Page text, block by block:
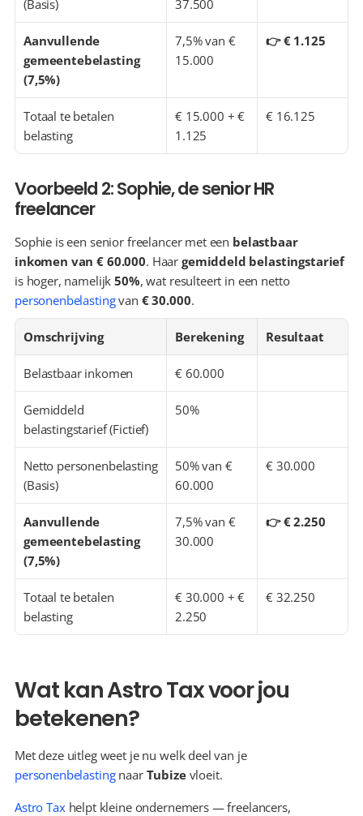
(Basis) 37.500
Aanvullende
gemeentebelasting
(7,5%)
7,5% van €
15.000
👉 € 1.125
Totaal te betalen
belasting
€ 15.000 + €
1.125
€ 16.125
Voorbeeld 2: Sophie, de senior HR
freelancer
Sophie is een senior freelancer met een belastbaar
inkomen van € 60.000. Haar gemiddeld belastingstarief
is hoger, namelijk 50%
, wat resulteert in een netto
personenbelasting van € 30.000.
Omschrijving Berekening Resultaat
Belastbaar inkomen € 60.000
Gemiddeld
belastingstarief (Fictief)
50%
Netto personenbelasting
(Basis)
50% van €
60.000
€ 30.000
Aanvullende
gemeentebelasting
(7,5%)
7,5% van €
30.000
👉 € 2.250
Totaal te betalen
belasting
€ 30.000 + €
2.250
€ 32.250
Wat kan Astro Tax voor jou
betekenen?
Met deze uitleg weet je nu welk deel van je
personenbelasting naar Tubize vloeit.
Astro Tax helpt kleine ondernemers — freelancers,